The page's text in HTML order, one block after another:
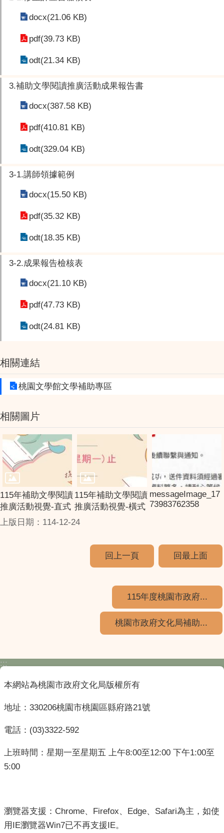
docx(21.06 KB)
pdf(39.73 KB)
odt(21.34 KB)
3.補助文學閱讀推廣活動成果報告書
docx(387.58 KB)
pdf(410.81 KB)
odt(329.04 KB)
3-1.講師領據範例
docx(15.50 KB)
pdf(35.32 KB)
odt(18.35 KB)
3-2.成果報告檢核表
docx(21.10 KB)
pdf(47.73 KB)
odt(24.81 KB)
相關連結
桃園文學館文學補助專區
相關圖片
115年補助文學閱讀
推廣活動視覺-直式
115年補助文學閱讀
推廣活動視覺-橫式
messageImage_17
73983762358
上版日期：114-12-24
回上一頁 回最上面
115年度桃園市政府...
桃園市政府文化局補助...
:::
本網站為桃園市政府文化局版權所有
地址：330206桃園市桃園區縣府路21號
電話：(03)3322-592
上班時間：星期一至星期五 上午8:00至12:00 下午1:00至
5:00
瀏覽器支援：Chrome、Firefox、Edge、Safari為主，如使
用IE瀏覽器Win7已不再支援IE。